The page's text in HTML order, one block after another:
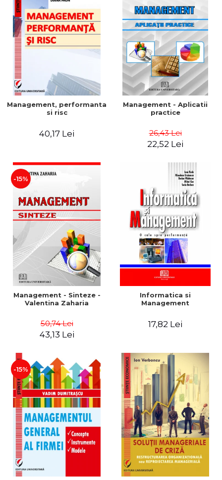
Management, performanta
si risc
40,17 Lei
Management - Aplicatii
practice
26,43 Lei
22,52 Lei
-15%
Management - Sinteze -
Valentina Zaharia
50,74 Lei
43,13 Lei
Informatica si
Management
17,82 Lei
-15%